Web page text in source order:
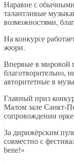
Наравне с
талантливые
возможностями,
На конкурсе
жюри.
Впервые в мировой
благотворительно,
авторитетные в
Главный приз
Малом зале Санкт-
сопровождении
За дирижёрским
совместно с
bene!»